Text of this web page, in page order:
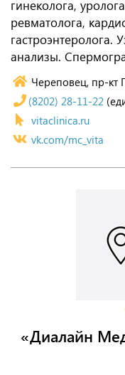
гинеколога,
ревматолога,
гастроэнтеролога.
анализы.
Череповец, пр-кт
(8202) 28-11-22
vitaclinica.ru
vk.com/mc_vita
«Диалайн